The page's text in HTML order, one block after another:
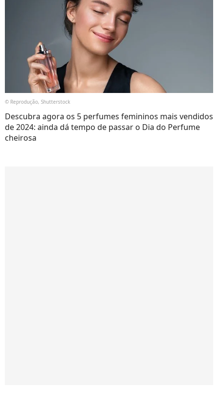
© Reprodução, Shutterstock
Descubra agora os 5 perfumes femininos mais vendidos
de 2024: ainda dá tempo de passar o Dia do Perfume
cheirosa